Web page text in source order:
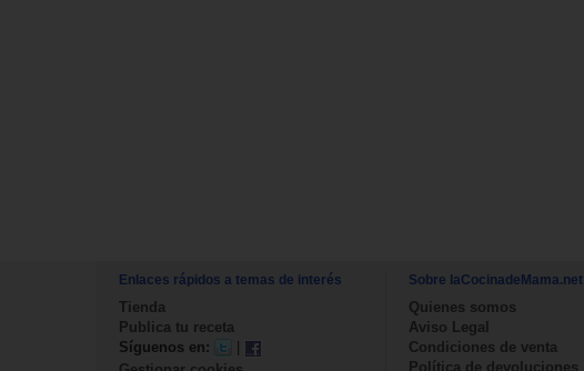
Enlaces rápidos a temas de interés
Tienda
Publica tu receta
Síguenos en:
Sobre laCocinadeMama.net
Quienes somos
Aviso Legal
Condiciones de venta
Política de devoluciones